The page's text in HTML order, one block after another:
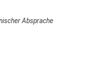
Absprache